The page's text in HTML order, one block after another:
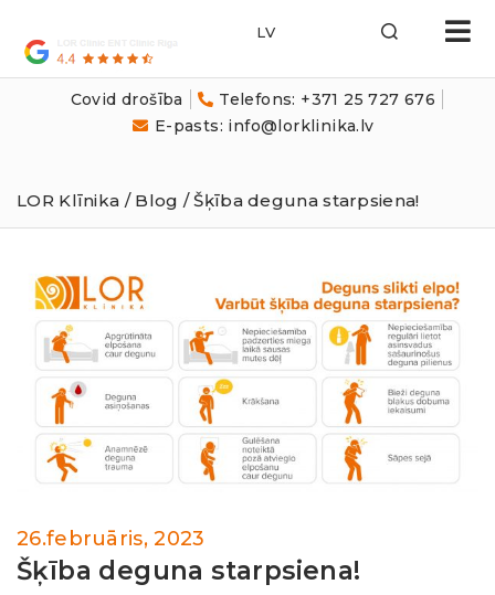
Covid drošība
Telefons: +371 25 727 676
E-pasts: info@lorklinika.lv
LOR
Klīnika
LOR Klīnika / Blog / Šķība deguna starpsiena!
26.februāris, 2023
Šķība deguna starpsiena!